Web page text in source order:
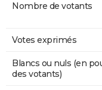
Nombre de votants
Votes exprimés
Blancs ou nuls (en
des votants)